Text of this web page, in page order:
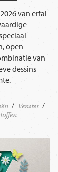
van erfal
open
van
dessins
Venster